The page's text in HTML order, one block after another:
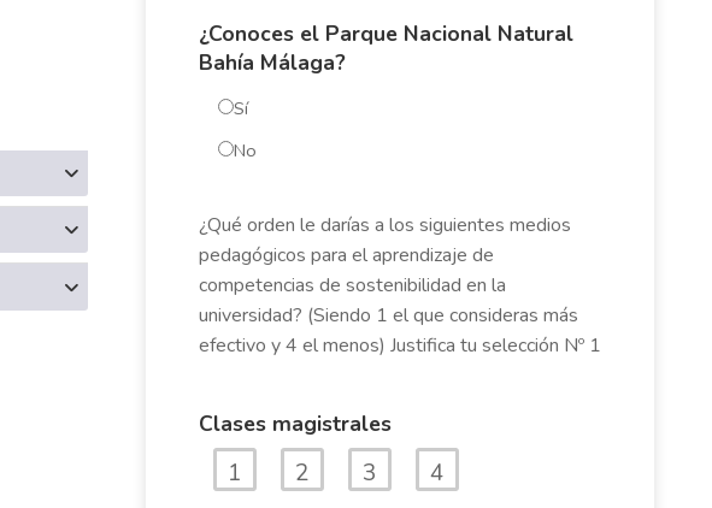
¿Conoces el Parque Nacional Natural
Bahía Málaga?
Sí
No
¿Qué orden le darías a los siguientes medios
pedagógicos para el aprendizaje de
competencias de sostenibilidad en la
universidad? (Siendo 1 el que consideras más
efectivo y 4 el menos) Justifica tu selección Nº 1
Clases magistrales
1 2 3 4